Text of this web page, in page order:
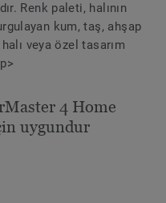
Renk paleti, halının
kum, taş, ahşap
veya özel tasarım
4 Home
uygundur